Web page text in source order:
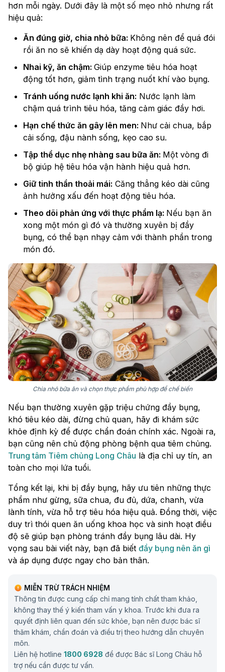
hơn mỗi ngày. Dưới đây là một số mẹo nhỏ nhưng rất
hiệu quả:
Ăn đúng giờ, chia nhỏ bữa: Không nên để quá đói
rồi ăn no sẽ khiến dạ dày hoạt động quá sức.
Nhai kỹ, ăn chậm: Giúp enzyme tiêu hóa hoạt
động tốt hơn, giảm tình trạng nuốt khí vào bụng.
Tránh uống nước lạnh khi ăn: Nước lạnh làm
chậm quá trình tiêu hóa, tăng cảm giác đầy hơi.
Hạn chế thức ăn gây lên men: Như cải chua, bắp
cải sống, đậu nành sống, kẹo cao su.
Tập thể dục nhẹ nhàng sau bữa ăn: Một vòng đi
bộ giúp hệ tiêu hóa vận hành hiệu quả hơn.
Giữ tinh thần thoải mái: Căng thẳng kéo dài cũng
ảnh hưởng xấu đến hoạt động tiêu hóa.
Theo dõi phản ứng với thực phẩm lạ: Nếu bạn ăn
xong một món gì đó và thường xuyên bị đầy
bụng, có thể bạn nhạy cảm với thành phần trong
món đó.
Chia nhỏ bữa ăn và chọn thực phẩm phù hợp để chế biến
Nếu bạn thường xuyên gặp triệu chứng đầy bụng,
khó tiêu kéo dài, đừng chủ quan, hãy đi khám sức
khỏe định kỳ để được chẩn đoán chính xác. Ngoài ra,
bạn cũng nên chủ động phòng bệnh qua tiêm chủng.
Trung tâm Tiêm chủng Long Châu là địa chỉ uy tín, an
toàn cho mọi lứa tuổi.
Tổng kết lại, khi bị đầy bụng, hãy ưu tiên những thực
phẩm như gừng, sữa chua, đu đủ, dứa, chanh, vừa
lành tính, vừa hỗ trợ tiêu hóa hiệu quả. Đồng thời, việc
duy trì thói quen ăn uống khoa học và sinh hoạt điều
độ sẽ giúp bạn phòng tránh đầy bụng lâu dài. Hy
vọng sau bài viết này, bạn đã biết đầy bụng nên ăn gì
và áp dụng được ngay cho bản thân.
MIỄN TRỪ TRÁCH NHIỆM
Thông tin được cung cấp chỉ mang tính chất tham khảo,
không thay thế ý kiến tham vấn y khoa. Trước khi đưa ra
quyết định liên quan đến sức khỏe, bạn nên được bác sĩ
thăm khám, chẩn đoán và điều trị theo hướng dẫn chuyên
môn.
Liên hệ hotline 1800 6928 để được Bác sĩ Long Châu hỗ
trợ nếu cần được tư vấn.